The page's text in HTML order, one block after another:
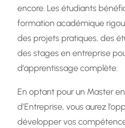
encore. Les étudiants
formation académique
des projets pratiques, des
des stages en entreprise
d’apprentissage complète.
En optant pour un Master
d’Entreprise, vous aurez
développer vos